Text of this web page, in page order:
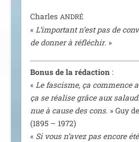
Charles ANDRÉ
« L’important n’est pas de
de don­ner à réflé­chir. »
Bonus de la rédac­tion:
« Le fas­cisme, ça com­mence
ça se réa­lise grâce aux
nue à cause des cons. » Guy
(1895 – 1972)
« Si vous n’a­vez pas encore